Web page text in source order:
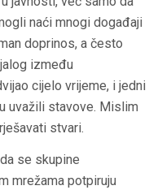
naći mnogi događaji
doprinos, a često
između
cijelo vrijeme, i jedni
uvažili stavove. Mislim
stvari.
se skupine
mrežama potpiruju